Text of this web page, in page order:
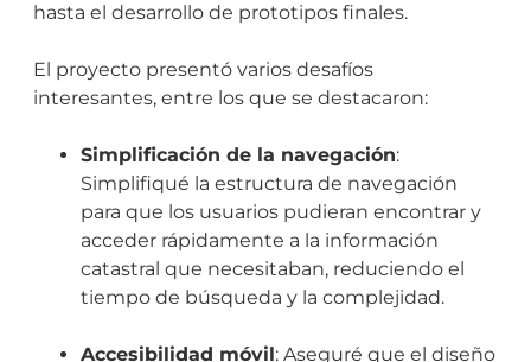
hasta el desarrollo de prototipos finales.
El proyecto presentó varios desafíos
interesantes, entre los que se destacaron:
Simplificación de la navegación:
Simplifiqué la estructura de navegación
para que los usuarios pudieran encontrar y
acceder rápidamente a la información
catastral que necesitaban, reduciendo el
tiempo de búsqueda y la complejidad.
Accesibilidad móvil: Aseguré que el diseño